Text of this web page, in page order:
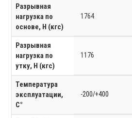
Разрывная
нагрузка по
основе, Н (кгс)
1764
Разрывная
нагрузка по
утку, Н (кгс)
1176
Температура
эксплуатации,
C°
-200/+400